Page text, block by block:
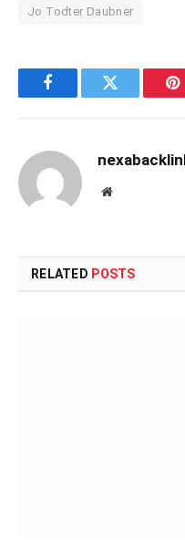
Jo Todter Daubner
FacebookTwitter
Website
RELATED POSTS